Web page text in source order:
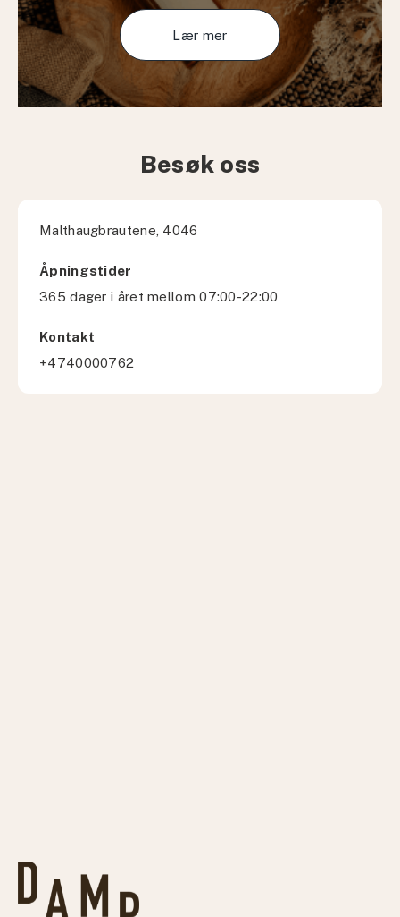
Lær mer
Besøk oss
Malthaugbrautene, 4046
Åpningstider
365 dager i året mellom 07:00-22:00
Kontakt
+4740000762